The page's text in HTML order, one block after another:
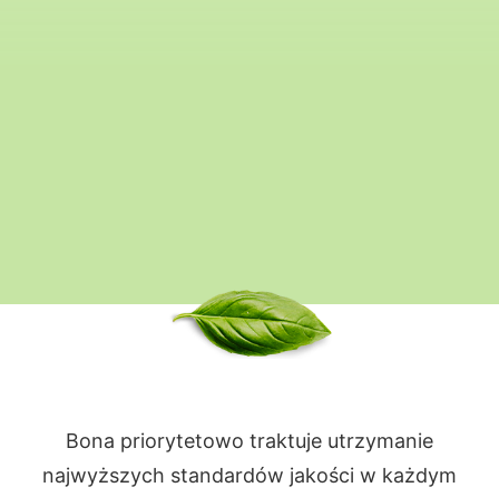
Bona priorytetowo traktuje utrzymanie
najwyższych standardów jakości w każdym